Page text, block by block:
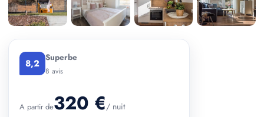
8,2 Superbe
8 avis
A partir de320 €/ nuit